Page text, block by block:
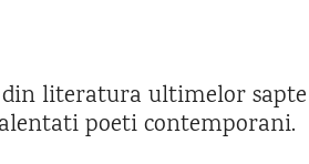
literatura ultimelor
poeti contemporani.